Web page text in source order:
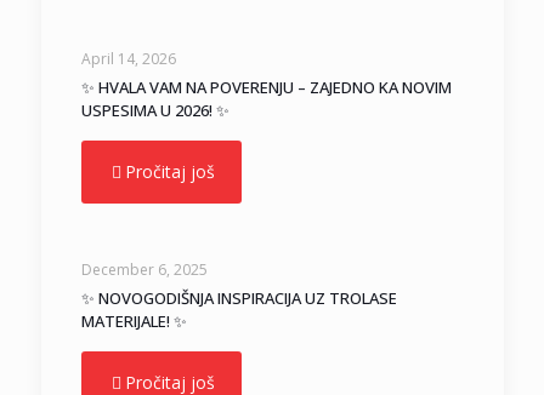
April 14, 2026
✨ HVALA VAM NA POVERENJU – ZAJEDNO KA NOVIM
USPESIMA U 2026! ✨
Pročitaj još
December 6, 2025
✨ NOVOGODIŠNJA INSPIRACIJA UZ TROLASE
MATERIJALE! ✨
Pročitaj još